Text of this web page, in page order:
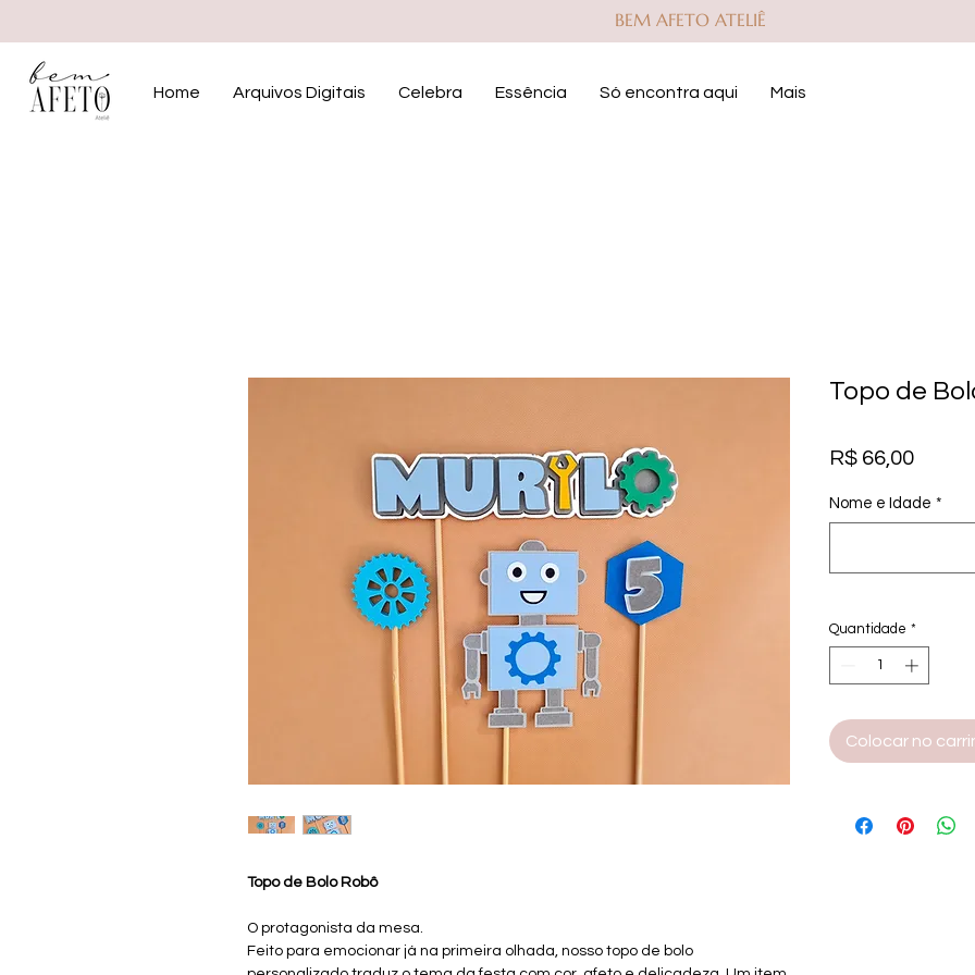
BEM AFETO ATELIÊ
Home Arquivos Digitais Celebra Essência Só encontra aqui Mais
Topo de Bolo Robô
O protagonista da mesa.
Feito para emocionar já na primeira olhada, nosso topo de bolo
Topo de
R$ 66,00Preço
Nome e Idade *
Quantidade *
Colocar no